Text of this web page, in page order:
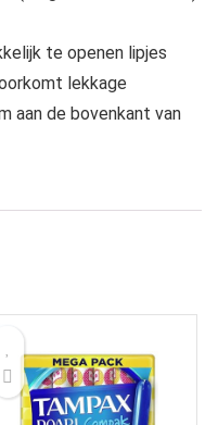
te openen lipjes
lekkage
aan de bovenkant van